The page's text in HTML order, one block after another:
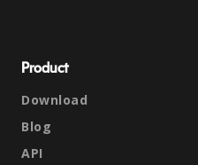
Product
Download
Blog
API